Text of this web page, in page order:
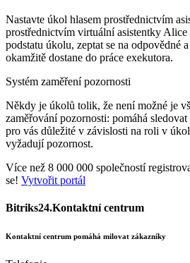
Nastavte úkol hlasem prostřednictvím
prostřednictvím virtuální asistentky
podstatu úkolu, zeptat se na odpovědné
okamžitě dostane do práce exekutora.
Systém zaměření pozornosti
Někdy je úkolů tolik, že není možné je
zaměřování pozornosti: pomáhá
pro vás důležité v závislosti na roli v
vyžadují pozornost.
Více než 8 000 000 společností
se! Vytvořit portál
Bitriks24.Kontaktní centrum
Kontaktní centrum pomáhá milovat zákazníky